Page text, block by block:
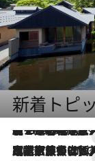
新着トピ
2026.8.7
【トンボの足水浴】ヒノキの香りに包まれて涼感マックス！約13℃の湧水かけ流しを避暑地「星野温泉 トンボの湯」で体験
2026.7.31
【ホテル帰省】という選択肢をOMOが提案。家族とほどよい距離を保つには「昼は実家、夜は気兼ねなくホ